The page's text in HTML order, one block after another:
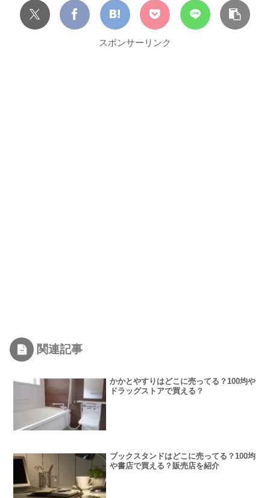
スポンサーリンク
関連記事
かかとやすりはどこに売ってる？100均や
ドラッグストアで買える？
ブックスタンドはどこに売ってる？100均
や書店で買える？販売店を紹介